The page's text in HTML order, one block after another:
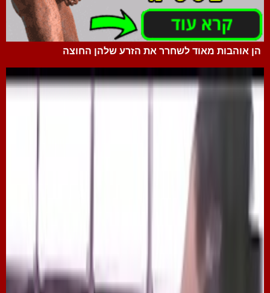
הן אוהבות מאוד לשחרר את הזרע שלהן החוצה